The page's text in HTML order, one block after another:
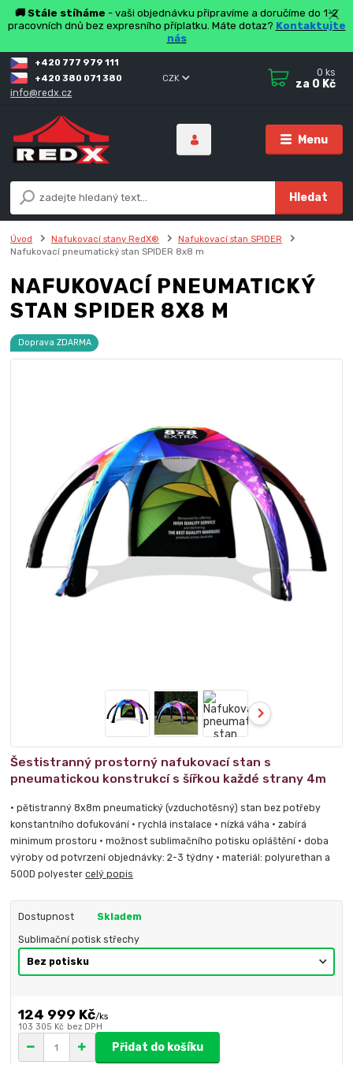
🚚 Stále stíháme - vaši objednávku připravíme a doručíme do 1-2
pracovních dnů bez expresního příplatku. Máte dotaz? Kontaktujte
nás
Menu
CZK
Hledat
+420 777 979 111
+420 380 071 380
info@redx.cz
0 ks
za 0 Kč
Úvod Nafukovací stany RedX®
Nafukovací stan SPIDER
Nafukovací pneumatický stan SPIDER 8x8 m
NAFUKOVACÍ PNEUMATICKÝ
STAN SPIDER 8X8 M
Doprava ZDARMA
Šestistranný prostorný nafukovací stan s
pneumatickou konstrukcí s šířkou každé strany 4m
• pětistranný 8x8m pneumatický (vzduchotěsný) stan bez potřeby
konstantního dofukování • rychlá instalace • nízká váha • zabírá
minimum prostoru • možnost sublimačního potisku opláštění • doba
výroby od potvrzení objednávky: 2-3 týdny • materiál: polyurethan a
500D polyestercelý popis
Dostupnost Skladem
Sublimační potisk střechy
124 999 Kč/ks
103 305 Kč bez DPH
Přidat do košíku